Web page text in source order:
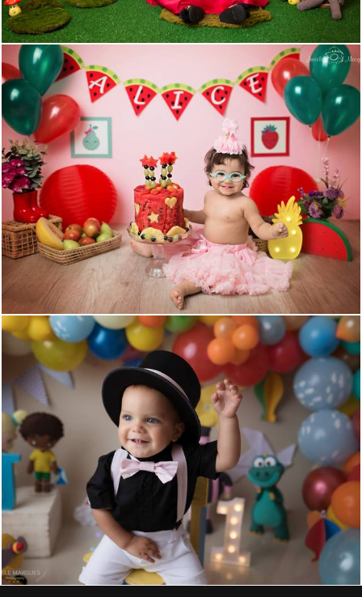
1196 0
0